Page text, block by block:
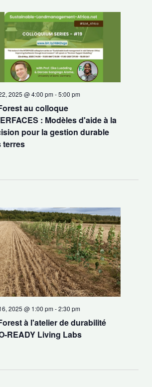
au colloque
: Modèles d'aide à la
pour la gestion durable
terres
2025 @ 4:00 pm-5:00 pm
à l'atelier de durabilité
READY Living Labs
2025 @ 1:00 pm-2:30 pm